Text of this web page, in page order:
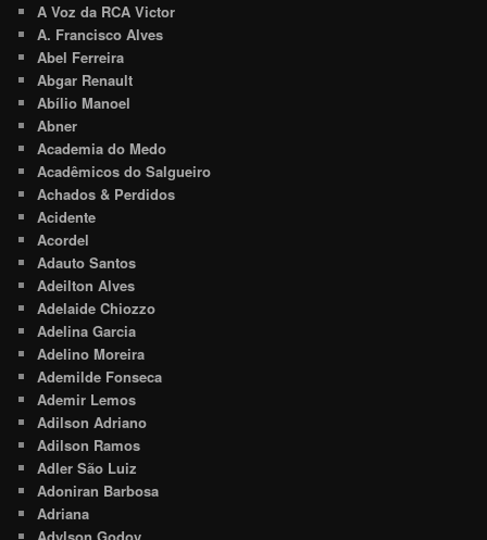
A Voz da RCA Victor
A. Francisco Alves
Abel Ferreira
Abgar Renault
Abílio Manoel
Abner
Academia do Medo
Acadêmicos do Salgueiro
Achados & Perdidos
Acidente
Acordel
Adauto Santos
Adeilton Alves
Adelaide Chiozzo
Adelina Garcia
Adelino Moreira
Ademilde Fonseca
Ademir Lemos
Adilson Adriano
Adilson Ramos
Adler São Luiz
Adoniran Barbosa
Adriana